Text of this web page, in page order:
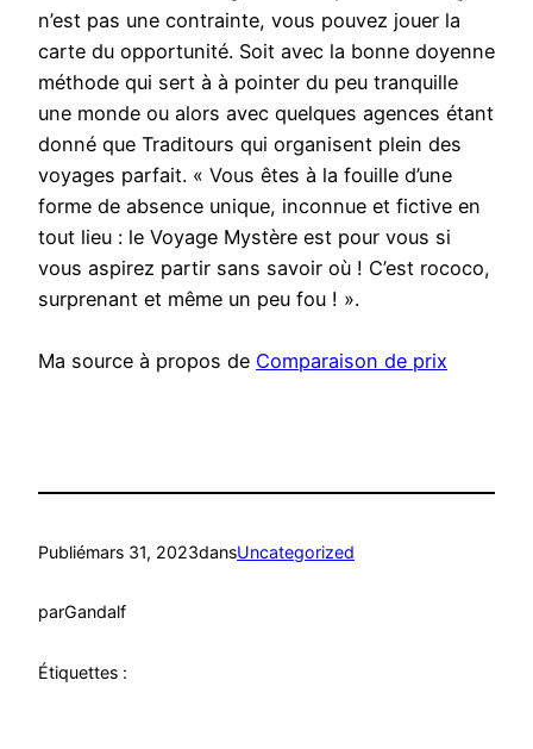
n’est pas une contrainte, vous pouvez jouer la
carte du opportunité. Soit avec la bonne doyenne
méthode qui sert à à pointer du peu tranquille
une monde ou alors avec quelques agences étant
donné que Traditours qui organisent plein des
voyages parfait. « Vous êtes à la fouille d’une
forme de absence unique, inconnue et fictive en
tout lieu : le Voyage Mystère est pour vous si
vous aspirez partir sans savoir où ! C’est rococo,
surprenant et même un peu fou ! ».
Ma source à propos de Comparaison de prix
Publiémars 31, 2023dansUncategorized
parGandalf
Étiquettes :